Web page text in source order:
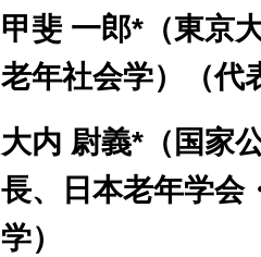
甲斐 一郎* （東京
老年社会学）（代
大内 尉義*（国家
長、日本老年学会
学）